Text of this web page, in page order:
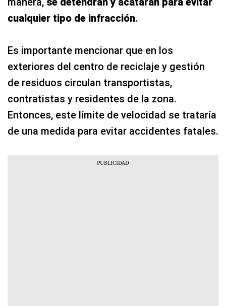
cualquier tipo de infracción.
Es importante mencionar que en los
exteriores del centro de reciclaje y gestión
de residuos circulan transportistas,
contratistas y residentes de la zona.
Entonces, este límite de velocidad se trataría
de una medida para evitar accidentes fatales.